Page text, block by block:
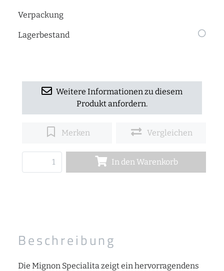
Verpackung
Lagerbestand
Weitere Informationen zu diesem
Produkt anfordern.
Merken Vergleichen
In den Warenkorb
Beschreibung
Die Mignon Specialita zeigt ein hervorragendens